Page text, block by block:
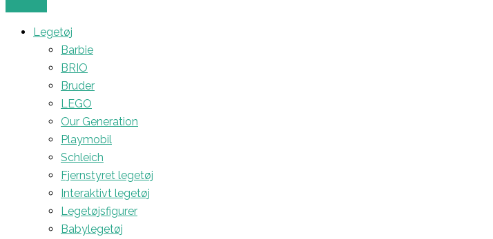
Legetøj
Barbie
BRIO
Bruder
LEGO
Our Generation
Playmobil
Schleich
Fjernstyret legetøj
Interaktivt legetøj
Legetøjsfigurer
Babylegetøj